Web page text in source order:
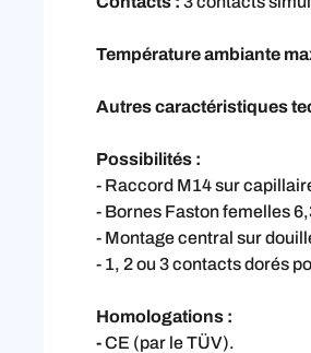
Température ambiante
Autres caractéristiques
Possibilités :
- Raccord M14 sur
- Bornes Faston femelles
- Montage central sur
- 1, 2 ou 3 contacts dorés
Homologations :
-CE (par le TÜV).